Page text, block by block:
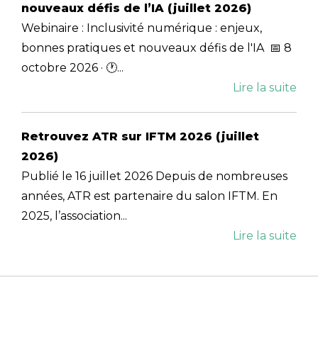
nouveaux défis de l’IA (juillet 2026)
Webinaire : Inclusivité numérique : enjeux,
bonnes pratiques et nouveaux défis de l'IA 📅 8
octobre 2026 · 🕐...
Lire la suite
Retrouvez ATR sur IFTM 2026 (juillet
2026)
Publié le 16 juillet 2026 Depuis de nombreuses
années, ATR est partenaire du salon IFTM. En
2025, l’association...
Lire la suite